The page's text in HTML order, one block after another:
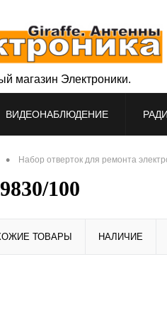
магазин Электроники.
ВИДЕОНАБЛЮДЕНИЕ
• Набор отверток для ремонта
100
ТОВАРЫ НАЛИЧИЕ